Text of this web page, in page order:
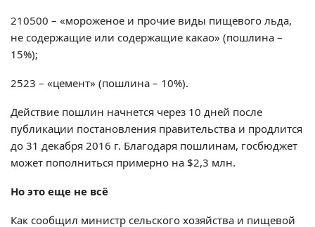
210500 – «мороженое и прочие виды пищевого льда,
не содержащие или содержащие какао» (пошлина –
15%);
2523 – «цемент» (пошлина – 10%).
Действие пошлин начнется через 10 дней после
публикации постановления правительства и продлится
до 31 декабря 2016 г. Благодаря пошлинам, госбюджет
может пополниться примерно на $2,3 млн.
Но это еще не всё
Как сообщил министр сельского хозяйства и пищевой